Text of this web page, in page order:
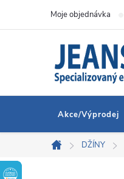
Moje objednávka
Akce/Výprodej
Domů
DŽÍNY